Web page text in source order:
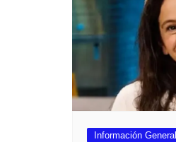
Información General